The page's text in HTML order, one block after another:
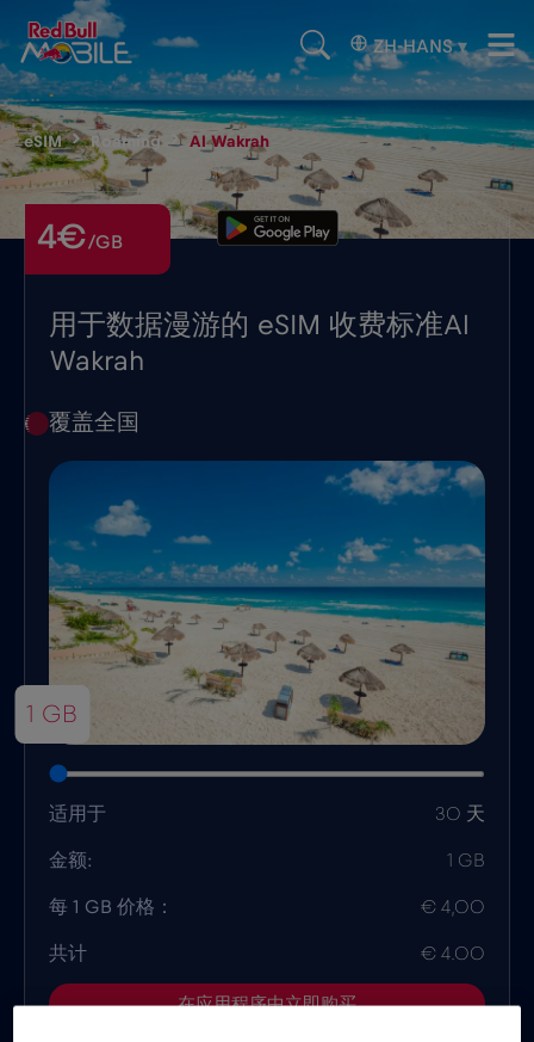
ZH-HANS ▾
eSIM Roaming Al Wakrah
用于数据漫游的 eSIM 收费标准Al
Wakrah
4€/GB
覆盖全国
1 GB
适用于 30 天
金额: 1 GB
每 1 GB 价格： € 4,00
共计 € 4.00
在应用程序中立即购买